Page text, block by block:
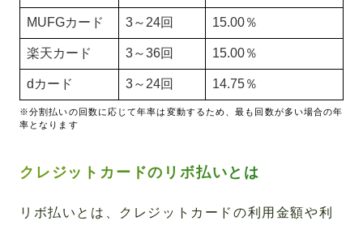
MUFGカード 3～24回 15.00％
楽天カード 3～36回 15.00％
dカード 3～24回 14.75％
※分割払いの回数に応じて年率は変動するため、最も回数が多い場合の年
率となります
クレジットカードのリボ払いとは
リボ払いとは、クレジットカードの利用金額や利